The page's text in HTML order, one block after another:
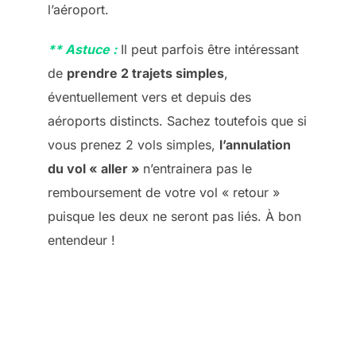
l’aéroport.
** Astuce :Il peut parfois être intéressant
de prendre 2 trajets simples,
éventuellement vers et depuis des
aéroports distincts. Sachez toutefois que si
vous prenez 2 vols simples, l’annulation
du vol « aller » n’entrainera pas le
remboursement de votre vol « retour »
puisque les deux ne seront pas liés. À bon
entendeur !